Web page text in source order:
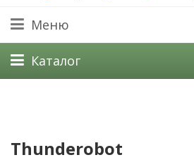
Меню
Каталог
Thunderobot